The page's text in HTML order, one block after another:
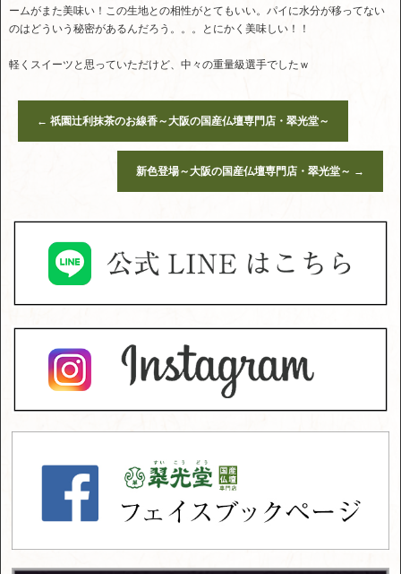
ームがまた美味い！この生地との相性がとてもいい。パイに水分が移ってない
のはどういう秘密があるんだろう。。。とにかく美味しい！！
軽くスイーツと思っていただけど、中々の重量級選手でしたｗ
← 祇園辻利抹茶のお線香～大阪の国産仏壇専門店・翠光堂～
新色登場～大阪の国産仏壇専門店・翠光堂～ →